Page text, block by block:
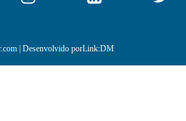
| Desenvolvido porLink:DM